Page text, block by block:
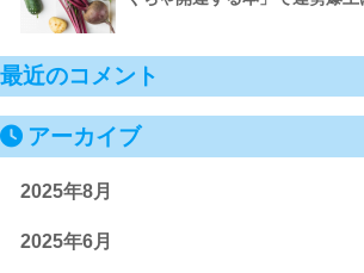
最近のコメント
アーカイブ
2025年8月
2025年6月